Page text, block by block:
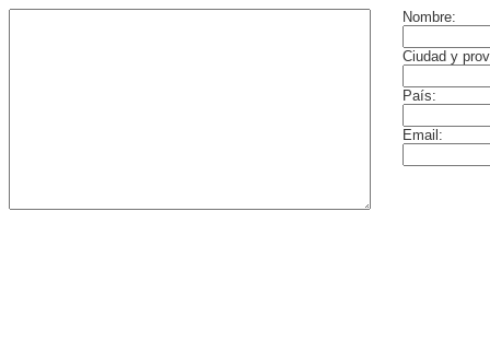
Nombre:
Ciudad y
País:
Email: